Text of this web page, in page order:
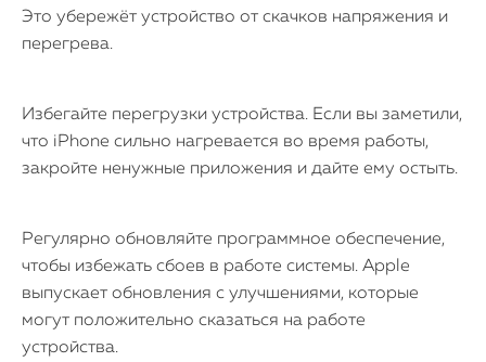
Это убережёт устройство от скачков напряжения и
перегрева.
Избегайте перегрузки устройства. Если вы заметили,
что iPhone сильно нагревается во время работы,
закройте ненужные приложения и дайте ему остыть.
Регулярно обновляйте программное обеспечение,
чтобы избежать сбоев в работе системы. Apple
выпускает обновления с улучшениями, которые
могут положительно сказаться на работе
устройства.